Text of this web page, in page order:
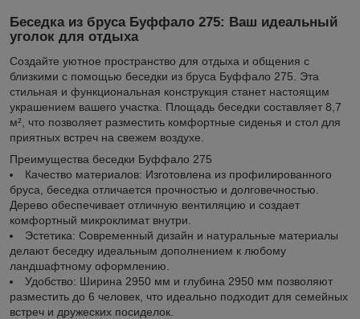
Беседка из бруса Буффало 275: Ваш идеальный
уголок для отдыха
Создайте уютное пространство для отдыха и общения с
близкими с помощью беседки из бруса Буффало 275. Эта
стильная и функциональная конструкция станет настоящим
украшением вашего участка. Площадь беседки составляет 8,7
м², что позволяет разместить комфортные сиденья и стол для
приятных встреч на свежем воздухе.
Преимущества беседки Буффало 275
Качество материалов: Изготовлена из профилированного
бруса, беседка отличается прочностью и долговечностью.
Дерево обеспечивает отличную вентиляцию и создает
комфортный микроклимат внутри.
Эстетика: Современный дизайн и натуральные материалы
делают беседку идеальным дополнением к любому
ландшафтному оформлению.
Удобство: Ширина 2950 мм и глубина 2950 мм позволяют
разместить до 6 человек, что идеально подходит для семейных
встреч и дружеских посиделок.